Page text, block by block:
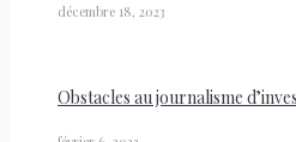
décembre 18, 2023
Obstacles au journalisme